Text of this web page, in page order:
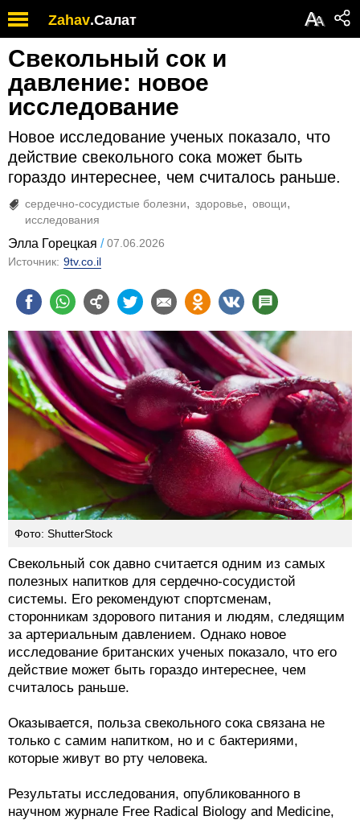
Zahav.Салат АА
Свекольный сок и
давление: новое
исследование
Новое исследование ученых показало, что
действие свекольного сока может быть
гораздо интереснее, чем считалось раньше.
сердечно-сосудистые болезни здоровье
овощи
исследования
Элла Горецкая
07.06.2026
Источник: 9tv.co.il
Фото: ShutterStock
Свекольный сок давно считается одним из самых
полезных напитков для сердечно-сосудистой
системы. Его рекомендуют спортсменам,
сторонникам здорового питания и людям, следящим
за артериальным давлением. Однако новое
исследование британских ученых показало, что его
действие может быть гораздо интереснее, чем
считалось раньше.
Оказывается, польза свекольного сока связана не
только с самим напитком, но и с бактериями,
которые живут во рту человека.
Результаты исследования, опубликованного в
научном журнале Free Radical Biology and Medicine,